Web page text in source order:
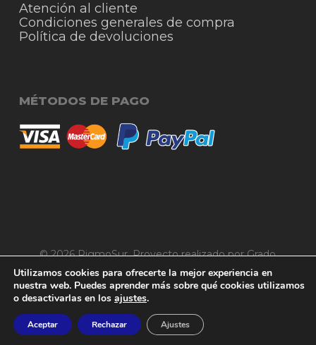
Subtotal: 0,00
Ver carrito
Atención al cliente
Condiciones generales de compra
Política de devoluciones
MÉTODOS DE PAGO
© 2026 RigmoSur. Proyecto realizado por Grado
Creativo Agencia de Publicidad
facebookinstagramwhatsapp
Utilizamos cookies para ofrecerte la mejor experiencia en
nuestra web. Puedes aprender más sobre qué cookies utilizamos
o desactivarlas en los ajustes.
Aceptar Rechazar Ajustes